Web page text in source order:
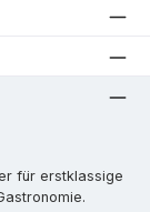
für erstklassige